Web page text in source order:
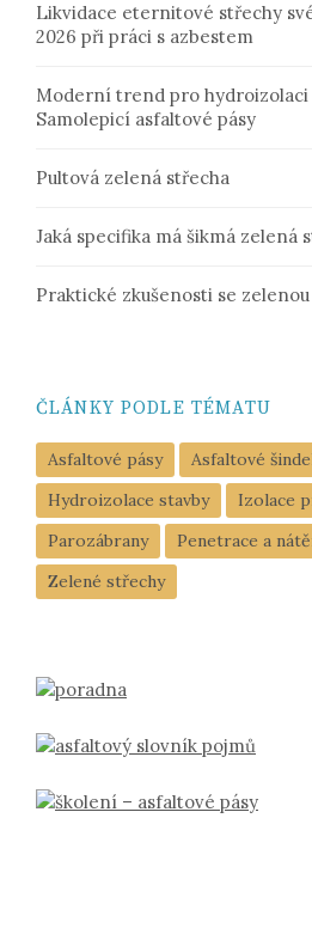
Likvidace eternitové střechy
2026 při práci s azbestem
Moderní trend pro hydroizolaci
Samolepicí asfaltové pásy
Pultová zelená střecha
Jaká specifika má šikmá zelená
Praktické zkušenosti se
ČLÁNKY PODLE TÉMATU
Asfaltové pásy
Asfaltové
Hydroizolace stavby
Izolace
Parozábrany
Penetrace a
Zelené střechy